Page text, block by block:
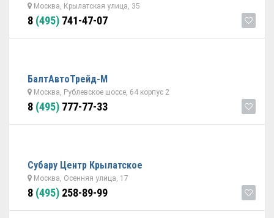
Москва, Крылатская улица, 35
8 (495) 741-47-07
БалтАвтоТрейд-М
Москва, Рублевское шоссе, 64 корпус 2
8 (495) 777-77-33
Субару Центр Крылатское
Москва, Осенняя улица, 17
8 (495) 258-89-99